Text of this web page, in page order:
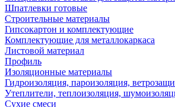
Шпатлевки готовые
Строительные материалы
Гипсокартон и комплектующие
Комплектующие для металлокаркаса
Листовой материал
Профиль
Изоляционные материалы
Гидроизоляция, пароизоляция,
Утеплители, теплоизоляция,
Сухие смеси